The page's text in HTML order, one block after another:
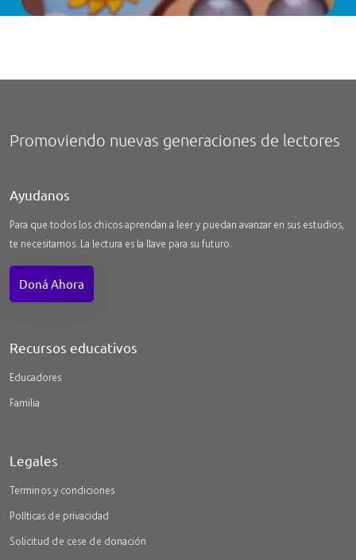
Promoviendo nuevas generaciones de lectores
Ayudanos
Para que todos los chicos aprendan a leer y puedan avanzar en sus estudios,
te necesitamos. La lectura es la llave para su futuro.
Doná Ahora
Recursos educativos
Educadores
Familia
Legales
Terminos y condiciones
Políticas de privacidad
Solicitud de cese de donación